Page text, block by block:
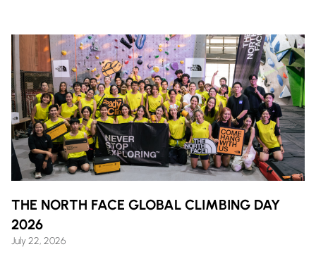
THE NORTH FACE GLOBAL CLIMBING DAY
2026
July 22, 2026